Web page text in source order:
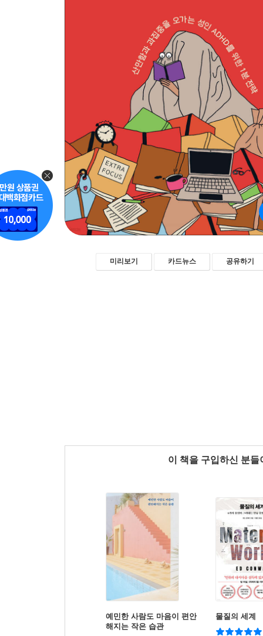
미리보기 카드뉴스 공유하기
이 책을 구입하신 분
예민한 사람도 마음이 편안
해지는 작은 습관
물질의 세계